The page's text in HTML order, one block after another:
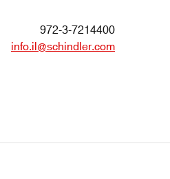
972-3-7214400
info.il@schindler.com